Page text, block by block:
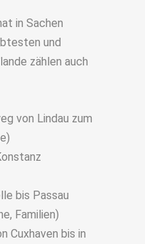
in Sachen
und
zählen auch
von Lindau zum
bis Passau
Familien)
Cuxhaven bis in